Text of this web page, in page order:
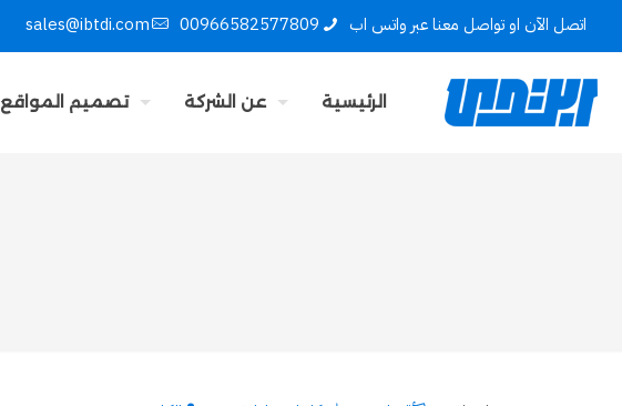
اتصل الآن او تواصل معنا عبر واتس اب 00966582577809
sales@ibtdi.com
الرئيسية عن الشركة تصميم المواقع